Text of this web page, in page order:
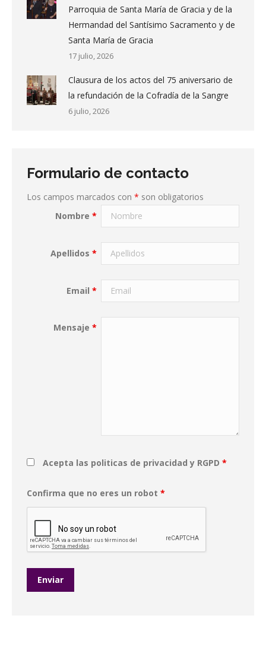
Parroquia de Santa María de Gracia y de la
Hermandad del Santísimo Sacramento y de
Santa María de Gracia
17 julio, 2026
Clausura de los actos del 75 aniversario de
la refundación de la Cofradía de la Sangre
6 julio, 2026
Formulario de contacto
Los campos marcados con * son obligatorios
Nombre*
Apellidos*
Email*
Mensaje*
Acepta las politicas de privacidad y RGPD *
Confirma que no eres un robot *